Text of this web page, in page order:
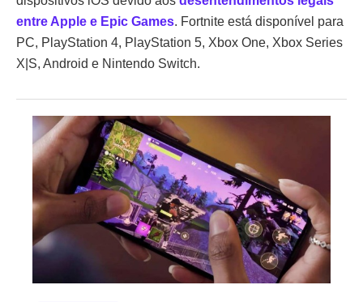
entre Apple e Epic Games. Fortnite está disponível para
PC, PlayStation 4, PlayStation 5, Xbox One, Xbox Series
X|S, Android e Nintendo Switch.